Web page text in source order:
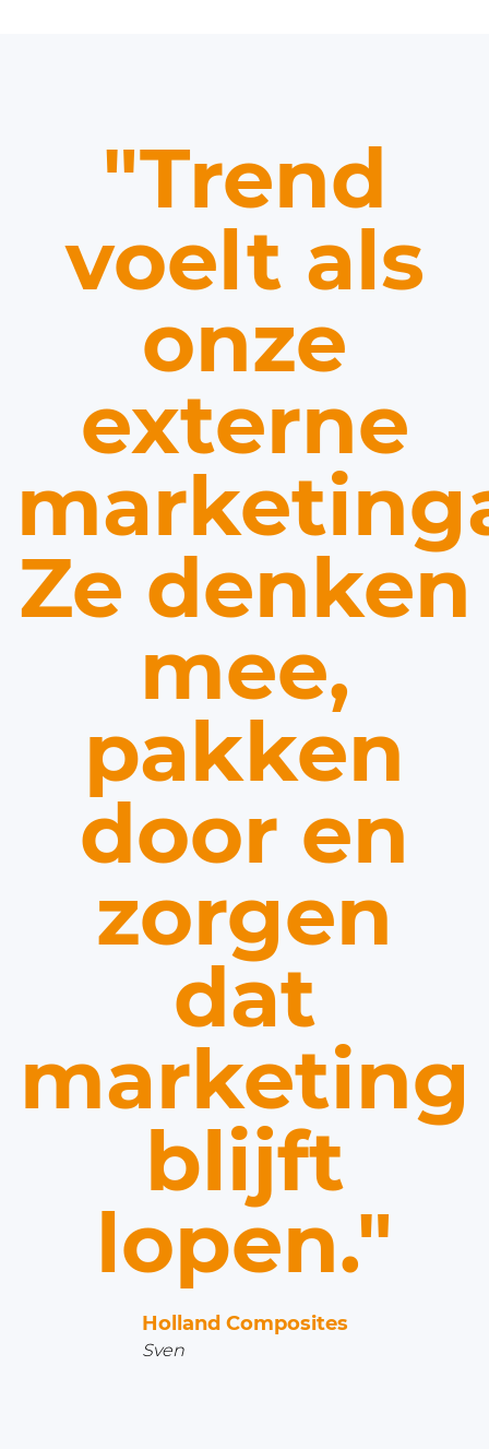
"Trend
voelt als
onze
externe
Ze denken
mee,
pakken
door en
zorgen
dat
marketing
blijft
lopen."
Holland Composites
Sven